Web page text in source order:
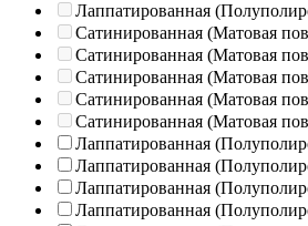
Лаппатированная
Сатинированная (Матовая
Сатинированная (Матовая
Сатинированная (Матовая
Сатинированная (Матовая
Сатинированная (Матовая
Лаппатированная
Лаппатированная
Лаппатированная
Лаппатированная